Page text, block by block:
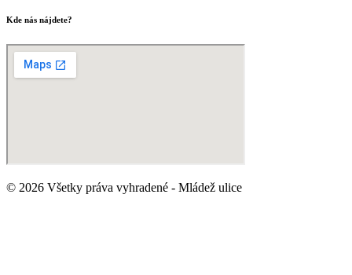
Kde nás nájdete?
© 2026 Všetky práva vyhradené - Mládež ulice